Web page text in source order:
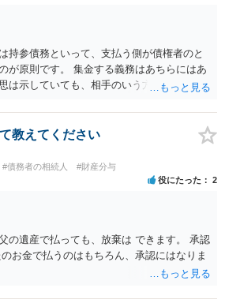
持参債務といって、支払う側が債権者のと
が原則です。 集金する義務はあちらにはあ
は示していても、相手のいう方法で支払わ
教えてください
#債務者の相続人 #財産分与
役にたった 2
の遺産で払っても、放棄は できます。 承認
お金で払うのはもちろん、承認にはなりま